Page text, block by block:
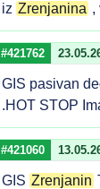
iz Zrenjanina ,
#421762
GIS pasivan
.HOT STOP
#421060
GIS Zrenjanin